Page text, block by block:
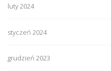
luty 2024
styczeń 2024
grudzień 2023